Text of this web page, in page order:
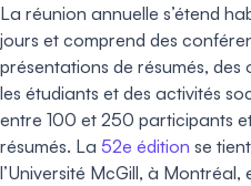
La réunion annuelle s’étend
jours et comprend des
présentations de résumés,
les étudiants et des activités
entre 100 et 250 participants
résumés. La 52e édition se
l’Université McGill, à Montréal,